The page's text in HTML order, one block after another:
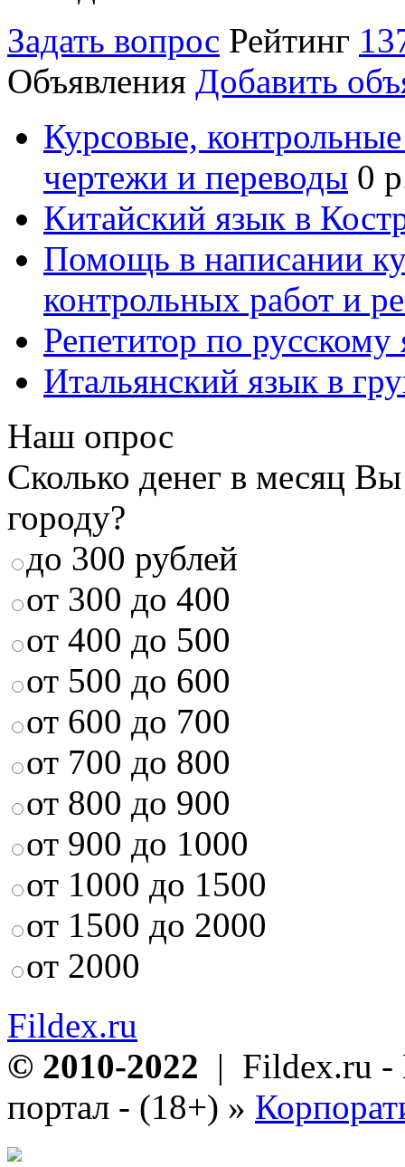
Задать вопрос Рейтинг
Объявления Добавить
Курсовые,
чертежи и переводы 0
Китайский язык в
Помощь в написании
контрольных работ и
Репетитор по русскому
Итальянский язык в
Наш опрос
Сколько денег в месяц
городу?
до 300 рублей
от 300 до 400
от 400 до 500
от 500 до 600
от 600 до 700
от 700 до 800
от 800 до 900
от 900 до 1000
от 1000 до 1500
от 1500 до 2000
от 2000
Fildex.ru
© 2010-2022 | Fildex.ru -
портал - (18+) »